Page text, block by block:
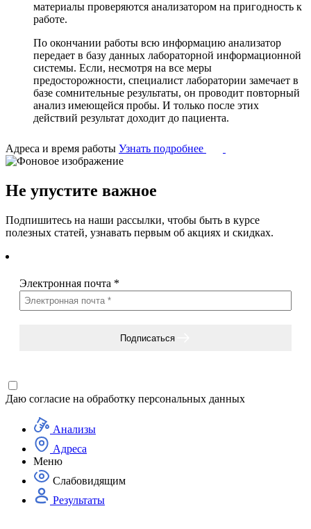
материалы проверяются анализатором на пригодность к
работе.
По окончании работы всю информацию анализатор
передает в базу данных лабораторной информационной
системы. Если, несмотря на все меры
предосторожности, специалист лаборатории замечает в
базе сомнительные результаты, он проводит повторный
анализ имеющейся пробы. И только после этих
действий результат доходит до пациента.
Адреса и время работы Узнать подробнее
Не упустите важное
Подпишитесь на наши рассылки, чтобы быть в курсе
полезных статей, узнавать первым об акциях и скидках.
Электронная почта *
Подписаться
Даю согласие на обработку персональных данных
Анализы
Адреса
Меню
Слабовидящим
Результаты